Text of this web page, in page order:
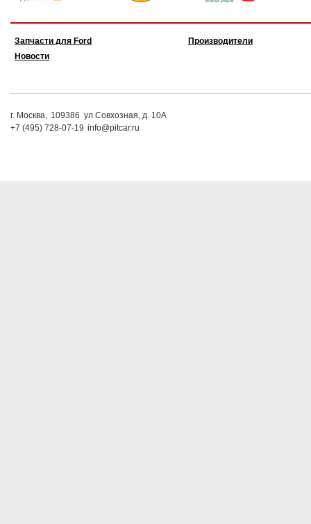
Запчасти для Ford
Новости
Производители
г. Москва, 109386 ул Совхозная, д. 10А
+7 (495) 728-07-19 info@pitcar.ru